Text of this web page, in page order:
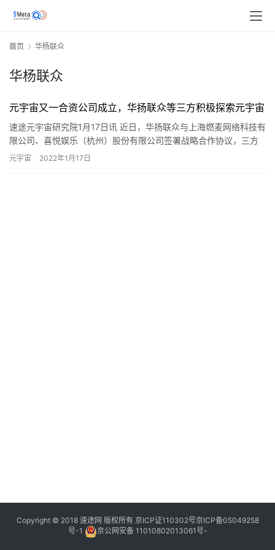
首页 华杨联众
华杨联众
元宇宙又一合资公司成立，华扬联众等三方积极探索元宇宙
速途元宇宙研究院1月17日讯 近日，华扬联众与上海燃麦网络科技有
限公司、喜悦娱乐（杭州）股份有限公司签署战略合作协议，三方
拟成立合资公司（华扬联众拟持股40%，燃麦科技拟持股30%…
元宇宙 2022年1月17日
Copyright © 2018 速途网 版权所有 京ICP证110302号京ICP备05049258
号-1
京公网安备 11010802013061号-